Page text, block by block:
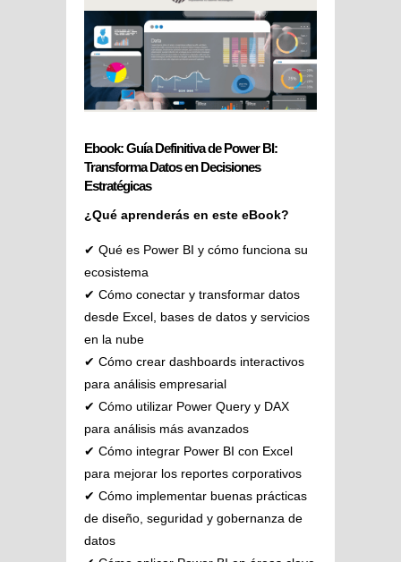
Ebook: Guía Definitiva de Power BI:
Transforma Datos en Decisiones
Estratégicas
¿Qué aprenderás en este eBook?
✔ Qué es Power BI y cómo funciona su
ecosistema
✔ Cómo conectar y transformar datos
desde Excel, bases de datos y servicios
en la nube
✔ Cómo crear dashboards interactivos
para análisis empresarial
✔ Cómo utilizar Power Query y DAX
para análisis más avanzados
✔ Cómo integrar Power BI con Excel
para mejorar los reportes corporativos
✔ Cómo implementar buenas prácticas
de diseño, seguridad y gobernanza de
datos